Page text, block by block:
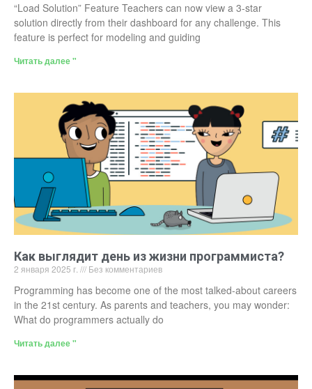
“Load Solution” Feature Teachers can now view a 3-star
solution directly from their dashboard for any challenge. This
feature is perfect for modeling and guiding
Читать далее "
Как выглядит день из жизни программиста?
2 января 2025 г. Без комментариев
Programming has become one of the most talked-about careers
in the 21st century. As parents and teachers, you may wonder:
What do programmers actually do
Читать далее "